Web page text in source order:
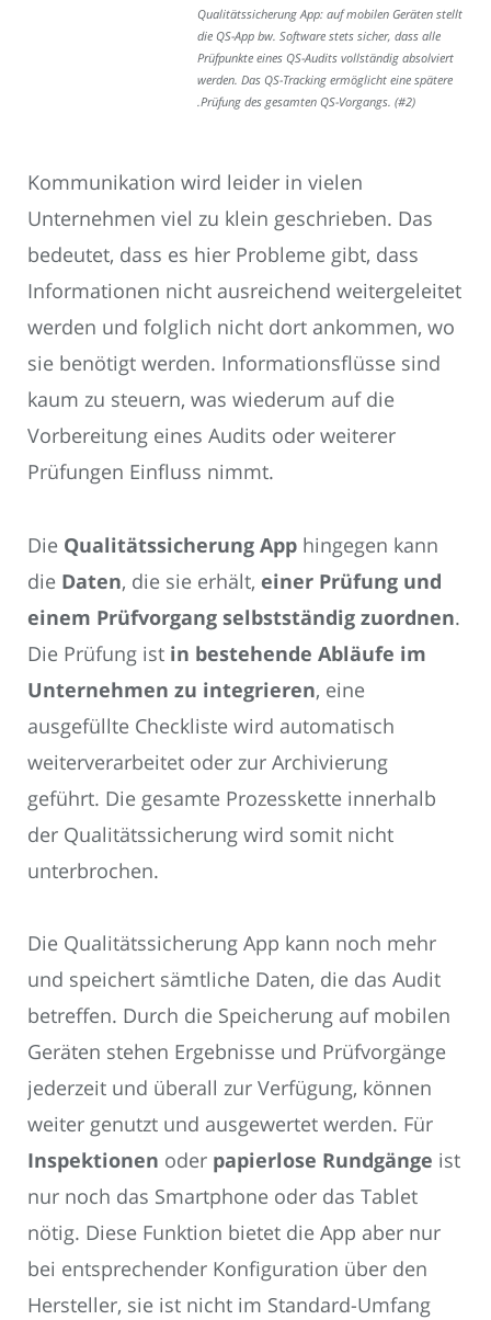
Qualitätssicherung App: auf mobilen Geräten stellt
die QS-App bw. Software stets sicher, dass alle
Prüfpunkte eines QS-Audits vollständig absolviert
werden. Das QS-Tracking ermöglicht eine spätere
.Prüfung des gesamten QS-Vorgangs. (#2)
Kommunikation wird leider in vielen
Unternehmen viel zu klein geschrieben. Das
bedeutet, dass es hier Probleme gibt, dass
Informationen nicht ausreichend weitergeleitet
werden und folglich nicht dort ankommen, wo
sie benötigt werden. Informationsflüsse sind
kaum zu steuern, was wiederum auf die
Vorbereitung eines Audits oder weiterer
Prüfungen Einfluss nimmt.
Die Qualitätssicherung App hingegen kann
die Daten, die sie erhält, einer Prüfung und
einem Prüfvorgang selbstständig zuordnen.
Die Prüfung ist in bestehende Abläufe im
Unternehmen zu integrieren, eine
ausgefüllte Checkliste wird automatisch
weiterverarbeitet oder zur Archivierung
geführt. Die gesamte Prozesskette innerhalb
der Qualitätssicherung wird somit nicht
unterbrochen.
Die Qualitätssicherung App kann noch mehr
und speichert sämtliche Daten, die das Audit
betreffen. Durch die Speicherung auf mobilen
Geräten stehen Ergebnisse und Prüfvorgänge
jederzeit und überall zur Verfügung, können
weiter genutzt und ausgewertet werden. Für
Inspektionen oder papierlose Rundgänge ist
nur noch das Smartphone oder das Tablet
nötig. Diese Funktion bietet die App aber nur
bei entsprechender Konfiguration über den
Hersteller, sie ist nicht im Standard-Umfang